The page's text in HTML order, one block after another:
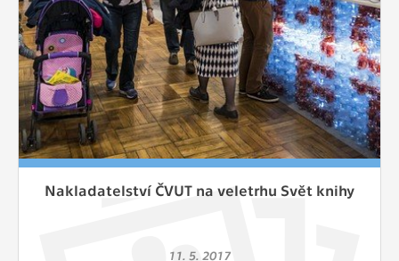
Nakladatelství ČVUT na veletrhu Svět knihy
11. 5. 2017